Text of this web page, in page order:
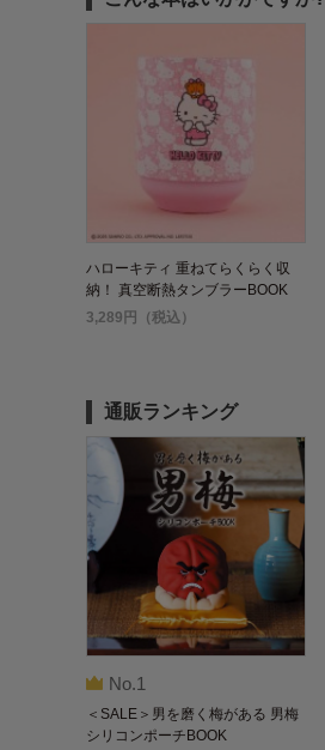
ハローキティ 重ねてらくらく収
納！ 真空断熱タンブラーBOOK
3,289円（税込）
通販ランキング
No.1
＜SALE＞男を磨く梅がある 男梅
シリコンポーチBOOK